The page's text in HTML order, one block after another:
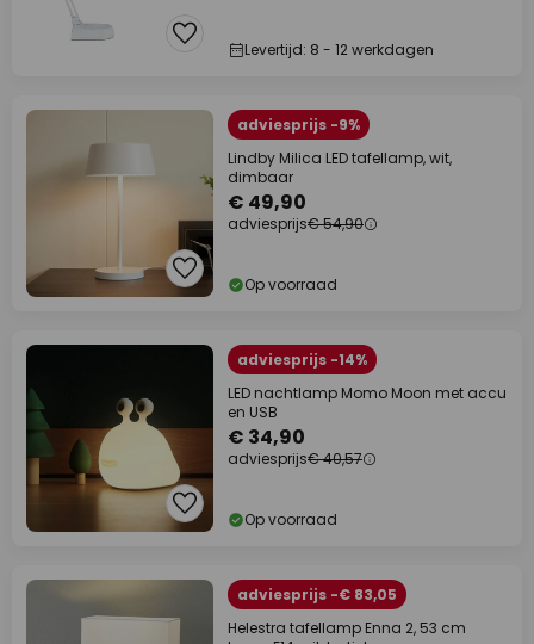
Levertijd: 8 - 12 werkdagen
adviesprijs -9%
Lindby Milica LED tafellamp, wit,
dimbaar
€ 49,90
adviesprijs€ 54,90
Op voorraad
adviesprijs -14%
LED nachtlamp Momo Moon met accu
en USB
€ 34,90
adviesprijs€ 40,57
Op voorraad
adviesprijs -€ 83,05
Helestra tafellamp Enna 2, 53 cm